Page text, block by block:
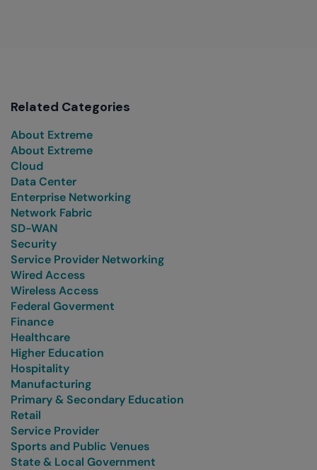
Related Categories
About Extreme
About Extreme
Cloud
Data Center
Enterprise Networking
Network Fabric
SD-WAN
Security
Service Provider Networking
Wired Access
Wireless Access
Federal Goverment
Finance
Healthcare
Higher Education
Hospitality
Manufacturing
Primary & Secondary Education
Retail
Service Provider
Sports and Public Venues
State & Local Government